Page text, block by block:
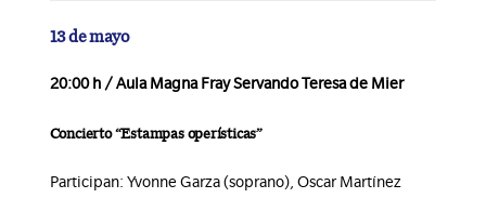
13 de mayo
20:00 h / Aula Magna Fray Servando Teresa de Mier
Concierto “Estampas operísticas”
Participan: Yvonne Garza (soprano), Oscar Martínez